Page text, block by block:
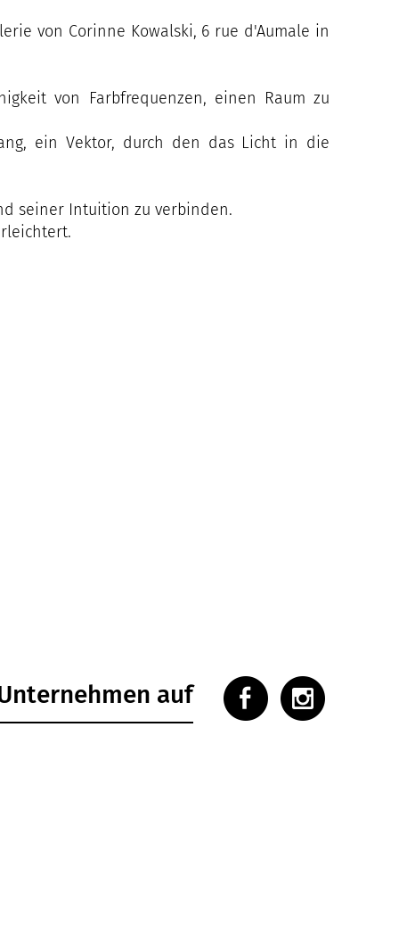
von Corinne Kowalski, 6 rue d'Aumale in
von Farbfrequenzen, einen Raum zu
ein Vektor, durch den das Licht in die
seiner Intuition zu verbinden.
auf